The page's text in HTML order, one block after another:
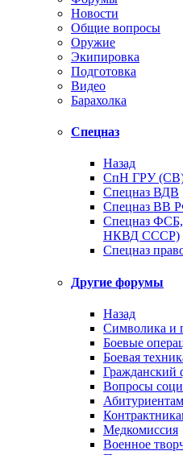
Новости
Общие вопросы
Оружие
Экипировка
Подготовка
Видео
Барахолка
Спецназ
Назад
СпН ГРУ
Спецназ ВДВ
Спецназ ВВ
Спецназ
НКВД СССР)
Спецназ
Другие форумы
Назад
Символика и
Боевые
Боевая
Гражданский
Вопросы
Абитуриентам
Медкомиссия
Военное